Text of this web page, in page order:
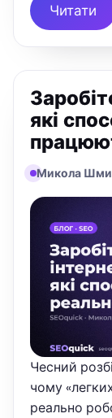
Читати
які
Микола
Чесний
чому
реально